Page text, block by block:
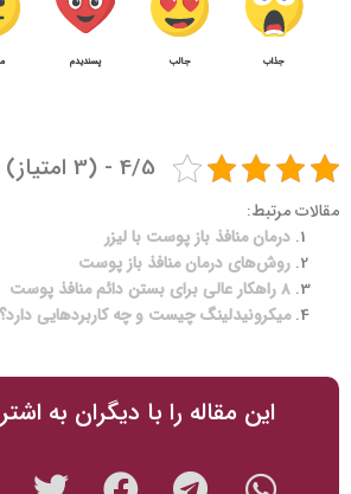
جذاب جالب پسندیدم
4/5 - (3 امتیاز)
مقالات مرتبط:
درمان منافذ باز پوست با لیزر
روش‌های درمان منافذ باز پوست
8 راهکار عالی برای بستن دائم منافذ پوست
میکرونیدلینگ چیست و چه کاربردهایی دارد؟
این مقاله را با دیگران به